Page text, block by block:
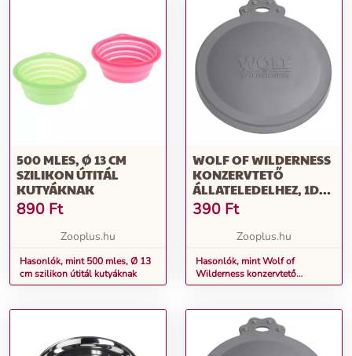
500 MLES, Ø 13 CM
SZILIKON ÚTITÁL
KUTYÁKNAK
890 Ft
Zooplus.hu
Hasonlók, mint 500 mles, Ø 13
cm szilikon útitál kutyáknak
WOLF OF WILDERNESS
KONZERVTETŐ
ÁLLATELEDELHEZ, 1DB,
Ø 7,5 CM (400 G) + Ø 10
CM (800 G)
390 Ft
Zooplus.hu
Hasonlók, mint Wolf of
Wilderness konzervtető
állateledelhez, 1db, Ø 7,5 cm